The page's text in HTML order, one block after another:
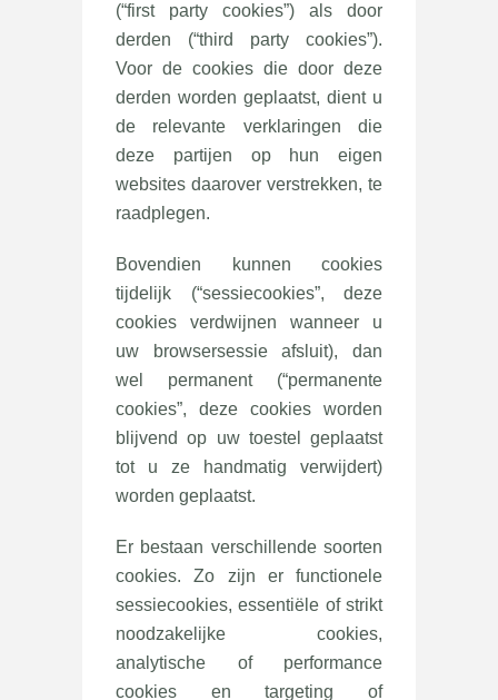
(“first party cookies”) als door
derden (“third party cookies”).
Voor de cookies die door deze
derden worden geplaatst, dient u
de relevante verklaringen die
deze partijen op hun eigen
websites daarover verstrekken, te
raadplegen.
Bovendien kunnen cookies
tijdelijk (“sessiecookies”, deze
cookies verdwijnen wanneer u
uw browsersessie afsluit), dan
wel permanent (“permanente
cookies”, deze cookies worden
blijvend op uw toestel geplaatst
tot u ze handmatig verwijdert)
worden geplaatst.
Er bestaan verschillende soorten
cookies. Zo zijn er functionele
sessiecookies, essentiële of strikt
noodzakelijke cookies,
analytische of performance
cookies en targeting of